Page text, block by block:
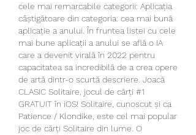
cele mai remarcabile categorii: Aplicația
câștigătoare din categoria: cea mai bună
aplicație a anului. În fruntea listei cu cele
mai bune aplicații a anului se află o IA
care a devenit virală în 2022 pentru
capacitatea sa incredibilă de a crea opere
de artă dintr-o scurtă descriere. Joacă
CLASIC Solitaire, jocul de cărți #1
GRATUIT în iOS! Solitaire, cunoscut și ca
Patience / Klondike, este cel mai popular
joc de cărți Solitaire din lume. O